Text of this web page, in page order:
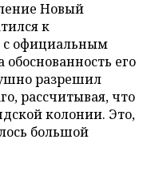
Новый
к
с официальным
его
разрешил
рассчитывая, что
колонии. Это,
большой